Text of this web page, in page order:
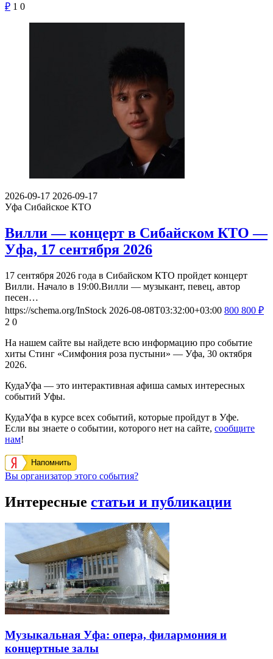
₽ 1 0
2026-09-17 2026-09-17
Уфа Сибайское КТО
Вилли — концерт в Сибайском КТО —
Уфа, 17 сентября 2026
17 сентября 2026 года в Сибайском КТО пройдет концерт
Вилли. Начало в 19:00.Вилли — музыкант, певец, автор
песен…
https://schema.org/InStock 2026-08-08T03:32:00+03:00 800 800 ₽
2 0
На нашем сайте вы найдете всю информацию про событие
хиты Стинг «Симфония роза пустыни» — Уфа, 30 октября
2026.
КудаУфа — это интерактивная афиша самых интересных
событий Уфы.
КудаУфа в курсе всех событий, которые пройдут в Уфе.
Если вы знаете о событии, которого нет на сайте, сообщите
нам!
Напомнить
Вы организатор этого события?
Интересные статьи и публикации
Музыкальная Уфа: опера, филармония и
концертные залы